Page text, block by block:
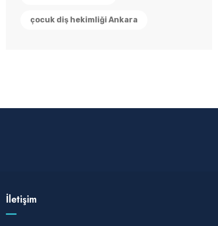
çocuk diş hekimliği Ankara
İletişim